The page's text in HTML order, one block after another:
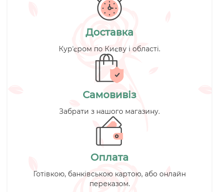
Доставка
Курʼєром по Києву і області.
Самовивіз
Забрати з нашого магазину.
Оплата
Готівкою, банківською картою, або онлайн
переказом.